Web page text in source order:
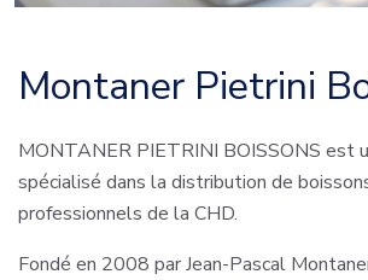
Montaner Pietrini
MONTANER PIETRINI BOISSONS est
spécialisé dans la distribution de
professionnels de la CHD.
Fondé en 2008 par Jean-Pascal